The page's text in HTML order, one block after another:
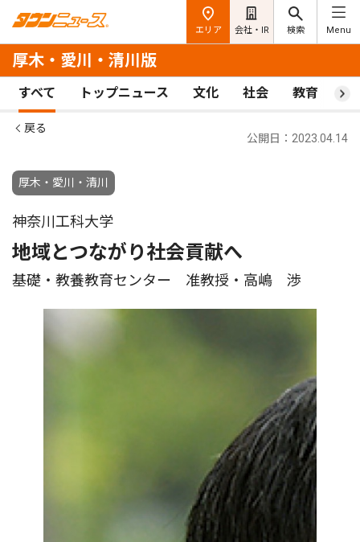
エリア 会社・IR 検索 Menu
厚木・愛川・清川版
すべて トップニュース 文化 社会 教育 ス
戻る
厚木・愛川・清川
公開日：2023.04.14
神奈川工科大学
地域とつながり社会貢献へ
基礎・教養教育センター 准教授・高嶋 渉